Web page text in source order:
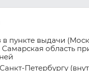
пункте выдачи
область
Петербургу